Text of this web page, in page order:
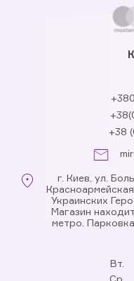
+38
г. Киев, ул.
Украинских
Магазин
метро.
Вт.
Ср.